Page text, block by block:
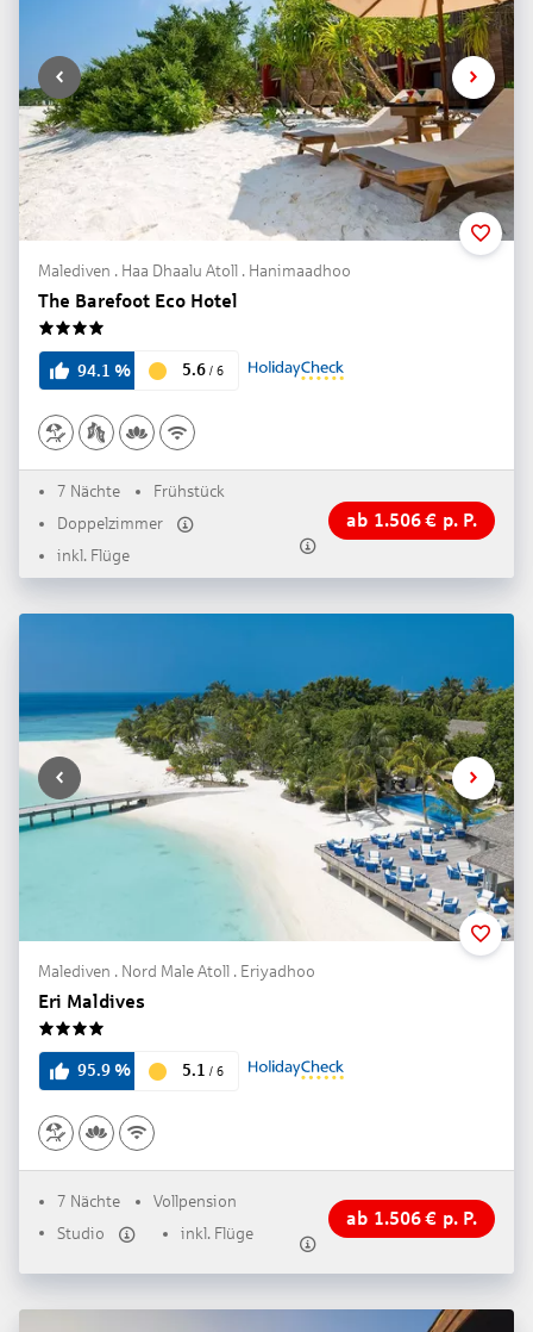
Malediven . Haa Dhaalu Atoll . Hanimaadhoo
The Barefoot Eco Hotel
4
94.1 % 5.6 / 6
7 Nächte
Frühstück
Doppelzimmer
inkl. Flüge
ab 1.506€ p. P.
Malediven . Nord Male Atoll . Eriyadhoo
Eri Maldives
95.9% 5.1 / 6
7 Nächte
Vollpension
Studio
inkl. Flüge
ab 1.506€ p. P.